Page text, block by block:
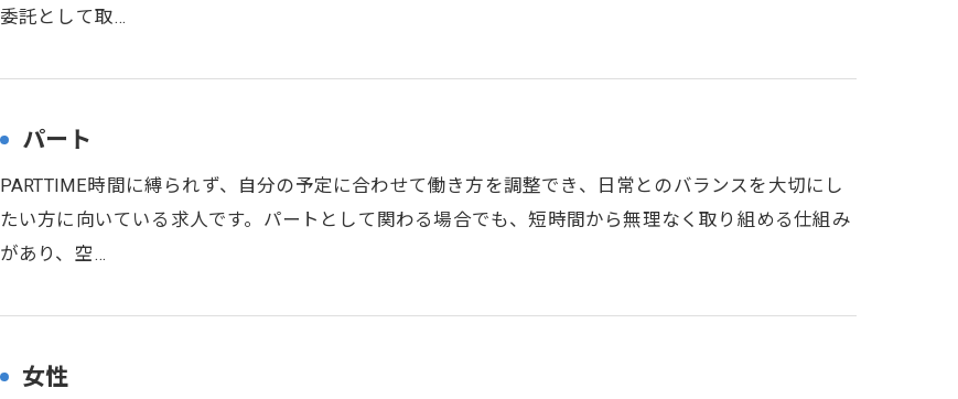
委託として取…
パート
PARTTIME時間に縛られず、自分の予定に合わせて働き方を調整でき、日常とのバランスを大切にし
たい方に向いている求人です。パートとして関わる場合でも、短時間から無理なく取り組める仕組み
があり、空…
女性